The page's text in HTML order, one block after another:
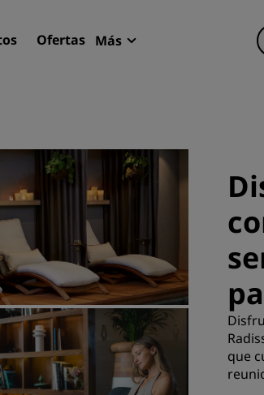
Ofertas Más
Destinos
Resorts
Apartahoteles
Hoteles en el aeropuerto
Hoteles nuevos y de próxima
apertura
Reuniones y eventos
Descubre Radisson Meetings
Reserva un espacio de reuniones
que